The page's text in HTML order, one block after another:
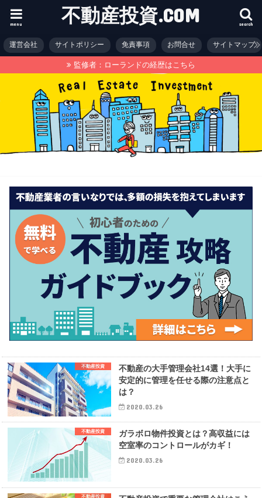
不動産投資.COM search
menu
運営会社 サイトポリシー 免責事項 お問合せ サイトマップ
監修者：ローランドの経歴はこちら
不動産投資
不動産の大手管理会社14選！大手に
安定的に管理を任せる際の注意点と
は？
2020.03.26
不動産投資
ガラボロ物件投資とは？高収益には
空室率のコントロールがカギ！
2020.03.26
不動産投資